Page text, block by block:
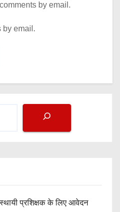
by email.
by email.
प्रशिक्षक के लिए आवेदन